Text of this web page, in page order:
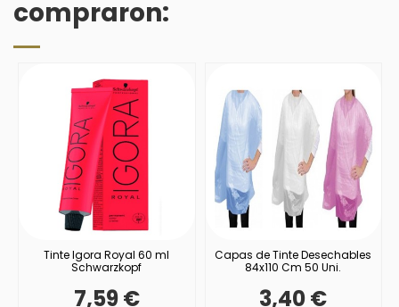
compraron:
Tinte Igora Royal 60 ml
Schwarzkopf
7,59 €
Capas de Tinte Desechables
84x110 Cm 50 Uni.
3,40 €